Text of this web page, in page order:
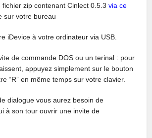
fichier zip contenant Cinlect 0.5.3via ce
sur votre bureau
iDevice à votre ordinateur via USB.
de commande DOS ou un terinal : pour
appuyez simplement sur ​​le bouton
“R” en même temps sur votre clavier.
dialogue vous aurez besoin de
à son tour ouvrir une invite de